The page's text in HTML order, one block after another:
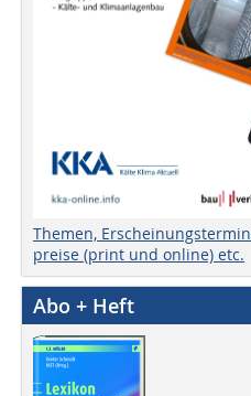
Themen,
preise (print und online) etc.
Abo + Heft